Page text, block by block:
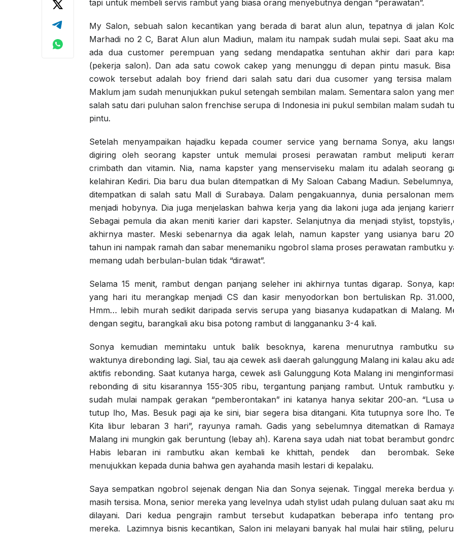
tapi untuk membeli servis rambut yang biasa orang menyebutnya dengan “perawatan”.
My Salon, sebuah salon kecantikan yang berada di barat alun alun, tepatnya di jalan
Marhadi no 2 C, Barat Alun alun Madiun, malam itu nampak sudah mulai sepi. Saat aku
ada dua customer perempuan yang sedang mendapatka sentuhan akhir dari para
(pekerja salon). Dan ada satu cowok cakep yang menunggu di depan pintu masuk. Bisa
cowok tersebut adalah boy friend dari salah satu dari dua cusomer yang tersisa malam
Maklum jam sudah menunjukkan pukul setengah sembilan malam. Sementara salon yang
salah satu dari puluhan salon frenchise serupa di Indonesia ini pukul sembilan malam sudah
pintu.
Setelah menyampaikan hajadku kepada coumer service yang bernama Sonya, aku
digiring oleh seorang kapster untuk memulai prosesi perawatan rambut meliputi
crimbath dan vitamin. Nia, nama kapster yang menserviseku malam itu adalah seorang
kelahiran Kediri. Dia baru dua bulan ditempatkan di My Saloan Cabang Madiun.
ditempatkan di salah satu Mall di Surabaya. Dalam pengakuannya, dunia persalonan
menjadi hobynya. Dia juga menjelaskan bahwa kerja yang dia lakoni juga ada jenjang
Sebagai pemula dia akan meniti karier dari kapster. Selanjutnya dia menjadi stylist,
akhirnya master. Meski sebenarnya dia agak lelah, namun kapster yang usianya baru
tahun ini nampak ramah dan sabar menemaniku ngobrol slama proses perawatan rambutku
memang udah berbulan-bulan tidak “dirawat”.
Selama 15 menit, rambut dengan panjang seleher ini akhirnya tuntas digarap. Sonya,
yang hari itu merangkap menjadi CS dan kasir menyodorkan bon bertuliskan Rp.
Hmm… lebih murah sedikit daripada servis serupa yang biasanya kudapatkan di Malang.
dengan segitu, barangkali aku bisa potong rambut di langgananku 3-4 kali.
Sonya kemudian memintaku untuk balik besoknya, karena menurutnya rambutku
waktunya direbonding lagi. Sial, tau aja cewek asli daerah galunggung Malang ini kalau aku
aktifis rebonding. Saat kutanya harga, cewek asli Galunggung Kota Malang ini
rebonding di situ kisarannya 155-305 ribu, tergantung panjang rambut. Untuk rambutku
sudah mulai nampak gerakan “pemberontakan” ini katanya hanya sekitar 200-an. “Lusa
tutup lho, Mas. Besuk pagi aja ke sini, biar segera bisa ditangani. Kita tutupnya sore lho.
Kita libur lebaran 3 hari”, rayunya ramah. Gadis yang sebelumnya ditematkan di
Malang ini mungkin gak beruntung (lebay ah). Karena saya udah niat tobat berambut
Habis lebaran ini rambutku akan kembali ke khittah, pendek dan berombak.
menujukkan kepada dunia bahwa gen ayahanda masih lestari di kepalaku.
Saya sempatkan ngobrol sejenak dengan Nia dan Sonya sejenak. Tinggal mereka berdua
masih tersisa. Mona, senior mereka yang levelnya udah stylist udah pulang duluan saat aku
dilayani. Dari kedua pengrajin rambut tersebut kudapatkan beberapa info tentang
mereka. Lazimnya bisnis kecantikan, Salon ini melayani banyak hal mulai hair stiling,